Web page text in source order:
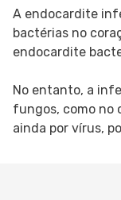
A endocardite
bactérias no
endocardite
No entanto, a
fungos, como no
ainda por vírus,